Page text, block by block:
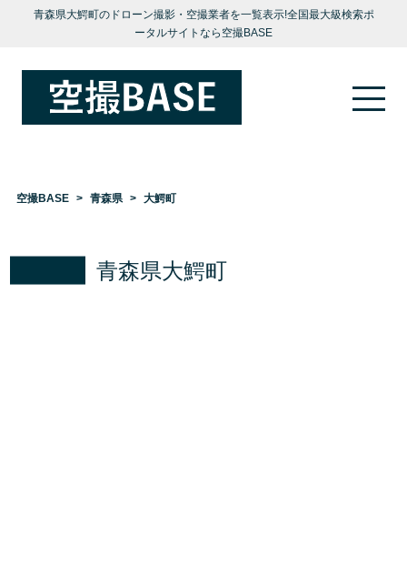
青森県大鰐町のドローン撮影・空撮業者を一覧表示!全国最大級検索ポ
ータルサイトなら空撮BASE
空撮BASE 青森県 大鰐町
青森県大鰐町